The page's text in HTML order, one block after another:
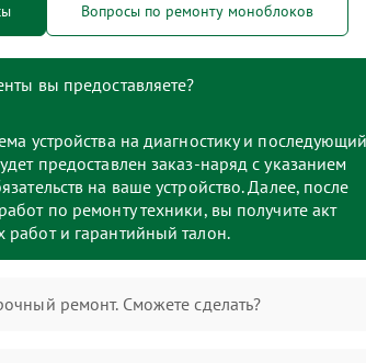
Вопросы по ремонту моноблоков
вы предоставляете?
устройства на диагностику и последующий
предоставлен заказ-наряд с указанием
на ваше устройство. Далее, после
по ремонту техники, вы получите акт
и гарантийный талон.
ремонт. Сможете сделать?